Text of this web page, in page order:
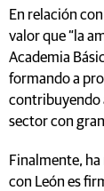
En relación
valor que “la
Academia
formando a
contribuyendo
sector con
Finalmente,
con León es